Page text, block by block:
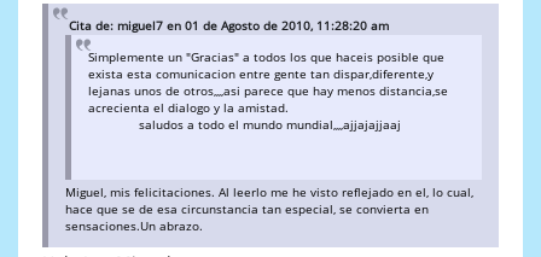
Cita de: miguel7 en 01 de Agosto de 2010, 11:28:20 am
Simplemente un "Gracias" a todos los que haceis posible que
exista esta comunicacion entre gente tan dispar,diferente,y
lejanas unos de otros,,,,asi parece que hay menos distancia,se
acrecienta el dialogo y la amistad.
saludos a todo el mundo mundial,,,,ajjajajjaaj
Miguel, mis felicitaciones. Al leerlo me he visto reflejado en el, lo cual,
hace que se de esa circunstancia tan especial, se convierta en
sensaciones.Un abrazo.